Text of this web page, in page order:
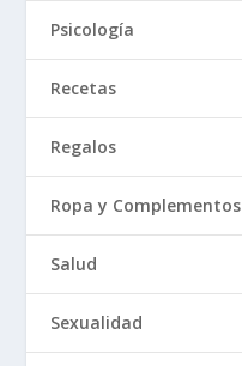
Psicología
Recetas
Regalos
Ropa y Complementos
Salud
Sexualidad